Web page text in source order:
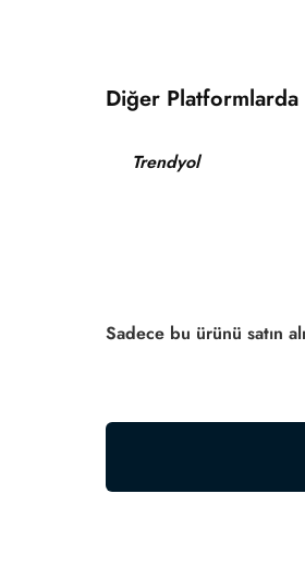
Diğer
Trendyol
Sadece bu ürünü satın